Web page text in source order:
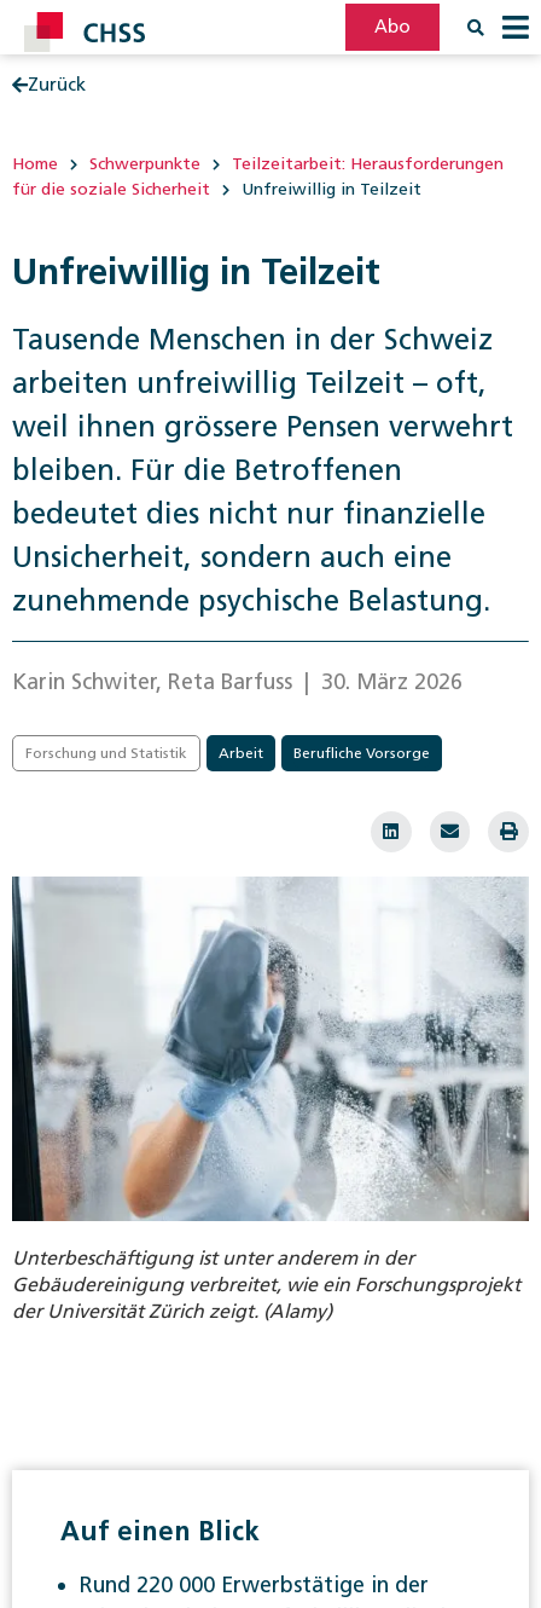
Abo
Zurück
Home Schwerpunkte
Teilzeitarbeit: Herausforderungen
für die soziale Sicherheit
Unfreiwillig in Teilzeit
Unfreiwillig in Teilzeit
Tausende Menschen in der Schweiz
arbeiten unfreiwillig Teilzeit – oft,
weil ihnen grössere Pensen verwehrt
bleiben. Für die Betroffenen
bedeutet dies nicht nur finanzielle
Unsicherheit, sondern auch eine
zunehmende psychische Belastung.
Karin Schwiter, Reta Barfuss | 30. März 2026
Forschung und Statistik Arbeit Berufliche Vorsorge
Unterbeschäftigung ist unter anderem in der
Gebäudereinigung verbreitet, wie ein Forschungsprojekt
der Universität Zürich zeigt. (Alamy)
Auf einen Blick
Rund 220 000 Erwerbstätige in der